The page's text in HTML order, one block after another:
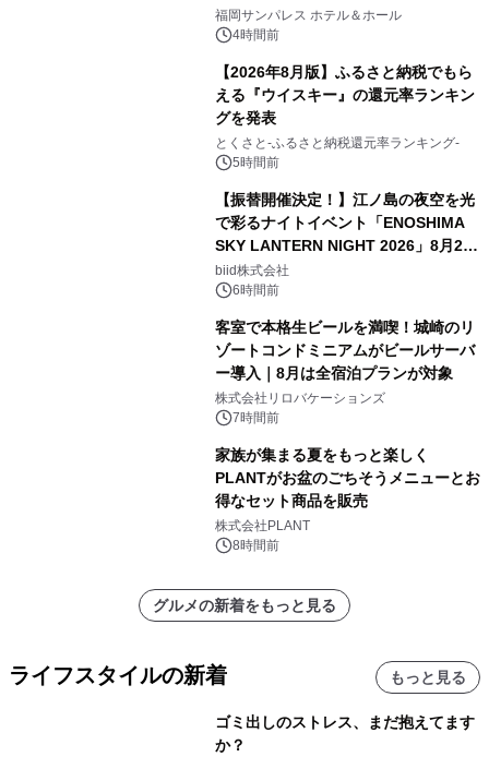
福岡サンパレス ホテル＆ホール
4時間前
【2026年8月版】ふるさと納税でもら
える『ウイスキー』の還元率ランキン
グを発表
とくさと-ふるさと納税還元率ランキング-
5時間前
【振替開催決定！】江ノ島の夜空を光
で彩るナイトイベント「ENOSHIMA
SKY LANTERN NIGHT 2026」8月22
日(土)振替開催＆受付スタート！
biid株式会社
6時間前
客室で本格生ビールを満喫！城崎のリ
ゾートコンドミニアムがビールサーバ
ー導入｜8月は全宿泊プランが対象
株式会社リロバケーションズ
7時間前
家族が集まる夏をもっと楽しく
PLANTがお盆のごちそうメニューとお
得なセット商品を販売
株式会社PLANT
8時間前
グルメの新着をもっと見る
ライフスタイルの新着 もっと見る
ゴミ出しのストレス、まだ抱えてます
か？